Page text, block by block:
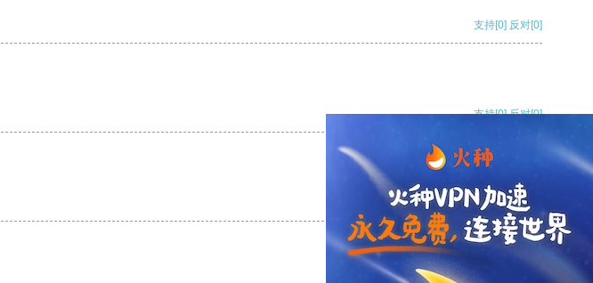
支持[0] 反对[0]
支持[0] 反对[0]
支持[0] 反对